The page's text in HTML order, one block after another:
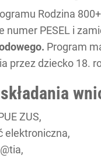
Rodzina
numer PESEL i
Program
przez dziecko 18.
ZUS,
elektroniczna,